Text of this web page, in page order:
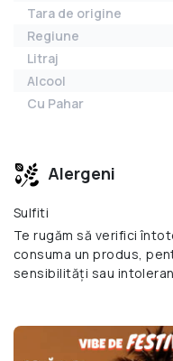
Tara de origine
Regiune
Litraj
Alcool
Cu Pahar
Alergeni
Sulfiti
Te rugăm să verifici
consuma un produs,
sensibilități sau